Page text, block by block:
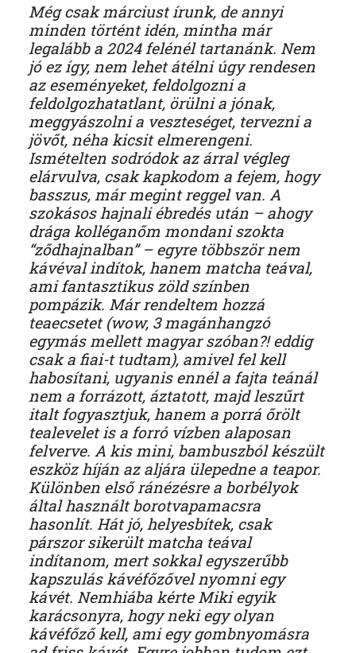
Még csak márciust írunk, de annyi
minden történt idén, mintha már
legalább a 2024 felénél tartanánk. Nem
jó ez így, nem lehet átélni úgy rendesen
az eseményeket, feldolgozni a
feldolgozhatatlant, örülni a jónak,
meggyászolni a veszteséget, tervezni a
jövőt, néha kicsit elmerengeni.
Ismételten sodródok az árral végleg
elárvulva, csak kapkodom a fejem, hogy
basszus, már megint reggel van. A
szokásos hajnali ébredés után – ahogy
drága kolléganőm mondani szokta
“ződhajnalban” – egyre többször nem
kávéval indítok, hanem matcha teával,
ami fantasztikus zöld színben
pompázik. Már rendeltem hozzá
teaecsetet (wow, 3 magánhangzó
egymás mellett magyar szóban?! eddig
csak a fiai-t tudtam), amivel fel kell
habosítani, ugyanis ennél a fajta teánál
nem a forrázott, áztatott, majd leszűrt
italt fogyasztjuk, hanem a porrá őrölt
tealevelet is a forró vízben alaposan
felverve. A kis mini, bambuszból készült
eszköz híján az aljára ülepedne a teapor.
Különben első ránézésre a borbélyok
által használt borotvapamacsra
hasonlít. Hát jó, helyesbítek, csak
párszor sikerült matcha teával
indítanom, mert sokkal egyszerűbb
kapszulás kávéfőzővel nyomni egy
kávét. Nemhiába kérte Miki egyik
karácsonyra, hogy neki egy olyan
kávéfőző kell, ami egy gombnyomásra